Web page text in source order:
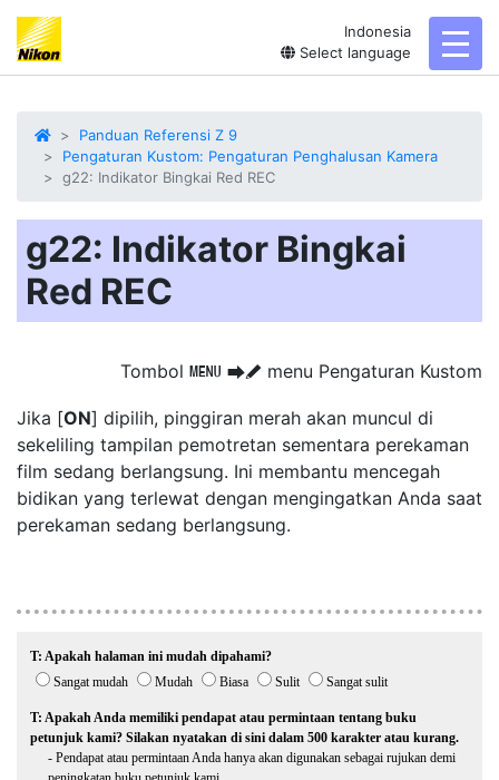
Indonesia
Select language
Panduan Referensi Z 9
Pengaturan Kustom: Pengaturan Penghalusan Kamera
g22: Indikator Bingkai Red REC
g22: Indikator Bingkai
Red REC
Tombol G UA menu Pengaturan Kustom
Jika [ON] dipilih, pinggiran merah akan muncul di
sekeliling tampilan pemotretan sementara perekaman
film sedang berlangsung. Ini membantu mencegah
bidikan yang terlewat dengan mengingatkan Anda saat
perekaman sedang berlangsung.